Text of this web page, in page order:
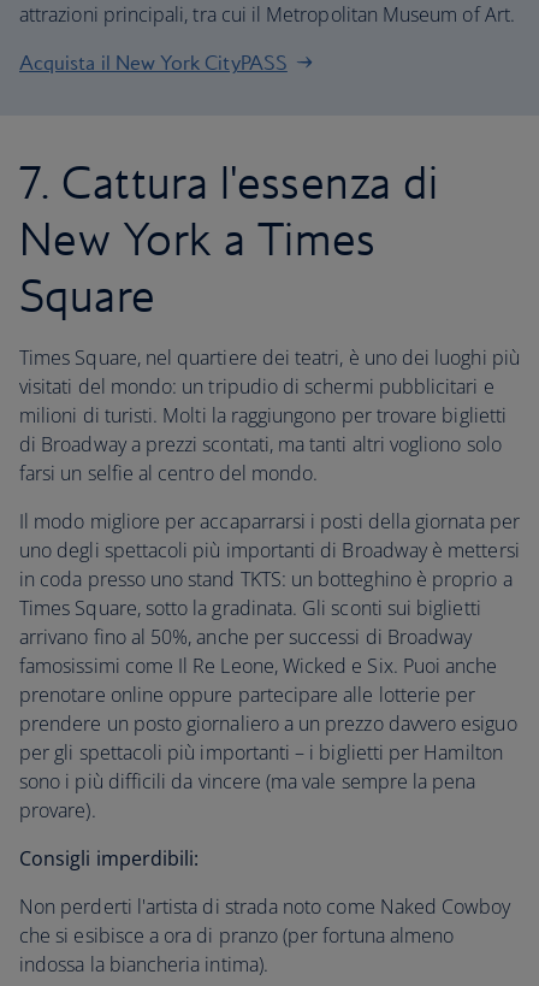
attrazioni principali, tra cui il Metropolitan Museum of Art.
Acquista il New York CityPASS
7. Cattura l'essenza di
New York a Times
Square
Times Square, nel quartiere dei teatri, è uno dei luoghi più
visitati del mondo: un tripudio di schermi pubblicitari e
milioni di turisti. Molti la raggiungono per trovare biglietti
di Broadway a prezzi scontati, ma tanti altri vogliono solo
farsi un selfie al centro del mondo.
Il modo migliore per accaparrarsi i posti della giornata per
uno degli spettacoli più importanti di Broadway è mettersi
in coda presso uno stand TKTS: un botteghino è proprio a
Times Square, sotto la gradinata. Gli sconti sui biglietti
arrivano fino al 50%, anche per successi di Broadway
famosissimi come Il Re Leone, Wicked e Six. Puoi anche
prenotare online oppure partecipare alle lotterie per
prendere un posto giornaliero a un prezzo davvero esiguo
per gli spettacoli più importanti – i biglietti per Hamilton
sono i più difficili da vincere (ma vale sempre la pena
provare).
Consigli imperdibili:
Non perderti l'artista di strada noto come Naked Cowboy
che si esibisce a ora di pranzo (per fortuna almeno
indossa la biancheria intima).